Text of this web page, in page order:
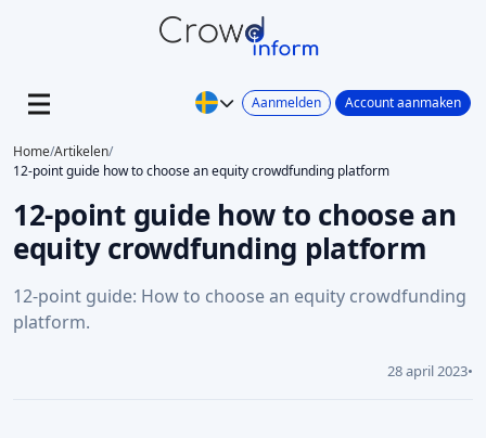
Aanmelden Account aanmaken
Home/Artikelen/
12-point guide how to choose an equity crowdfunding platform
12-point guide how to choose an
equity crowdfunding platform
12-point guide: How to choose an equity crowdfunding
platform.
28 april 2023•